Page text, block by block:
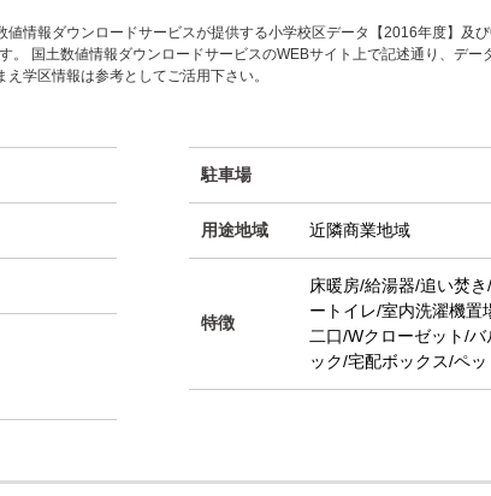
情報ダウンロードサービスが提供する小学校区データ【2016年度】及
国土数値情報ダウンロードサービスのWEBサイト上で記述通り、デー
学区情報は参考としてご活用下さい。
駐車場
用途地域 近隣商業地域
特徴
床暖房/給湯器/追い焚
ートイレ/室内洗濯機置
二口/Wクローゼット/
ック/宅配ボックス/ペ